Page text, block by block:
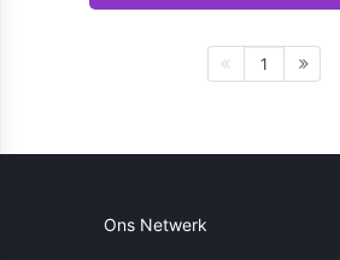
1
Ons Netwerk